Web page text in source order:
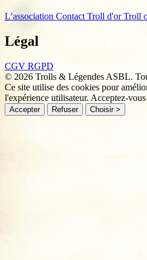
L’association Contact Troll d'orTroll
Légal
CGV RGPD
© 2026 Trolls & Légendes ASBL.
Ce site utilise des cookies pour
l'expérience utilisateur. Acceptez-
Accepter Refuser Choisir >